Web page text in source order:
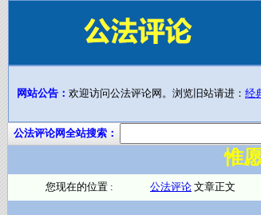
网站公告： 欢迎访问公法评论网。浏览旧站请进： 经
公法评论网全站搜索：
惟
您现在的位置 : 公法评论 文章正文